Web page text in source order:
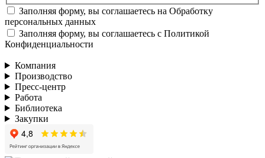
Заполняя форму, вы соглашаетесь на Обработку
персональных данных
Заполняя форму, вы соглашаетесь с Политикой
Конфиденциальности
Компания
Производство
Пресс-центр
Работа
Библиотека
Закупки